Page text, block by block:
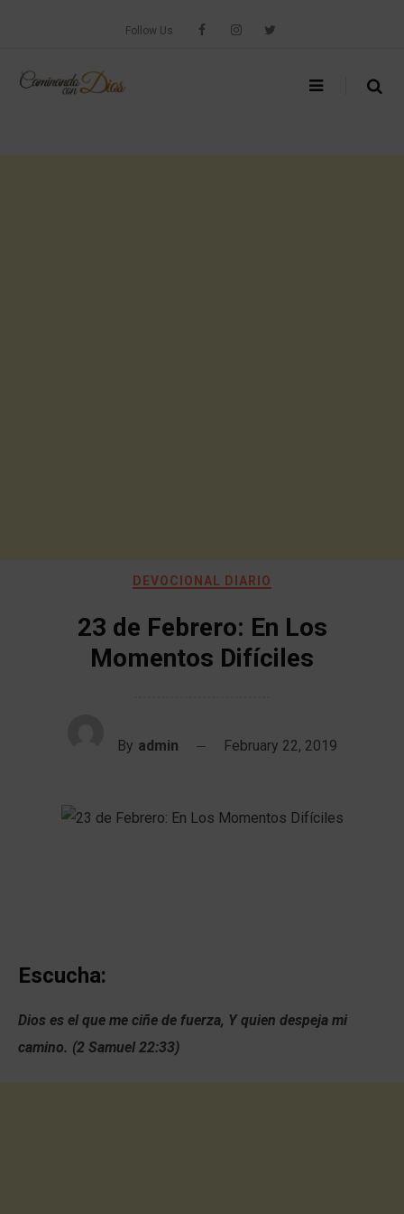
Follow Us
DEVOCIONAL DIARIO
23 de Febrero: En Los
Momentos Difíciles
By admin February 22, 2019
Escucha:
Dios es el que me ciñe de fuerza, Y quien despeja mi
camino. (2 Samuel 22:33)